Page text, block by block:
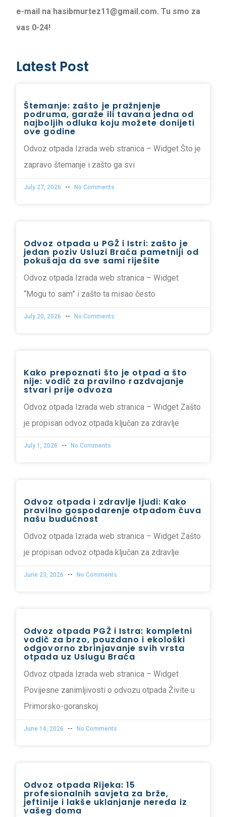
e-mail na hasibmurtez11@gmail.com. Tu smo za
vas 0-24!
Latest Post
Štemanje: zašto je pražnjenje
podruma, garaže ili tavana jedna od
najboljih odluka koju možete donijeti
ove godine
Odvoz otpada Izrada web stranica – Widget Što je
zapravo štemanje i zašto ga svi
July 27, 2026 No Comments
Odvoz otpada u PGŽ i Istri: zašto je
jedan poziv Usluzi Braća pametniji od
pokušaja da sve sami riješite
Odvoz otpada Izrada web stranica – Widget
“Mogu to sam” i zašto ta misao često
July 20, 2026 No Comments
Kako prepoznati što je otpad a što
nije: vodič za pravilno razdvajanje
stvari prije odvoza
Odvoz otpada Izrada web stranica – Widget Zašto
je propisan odvoz otpada ključan za zdravlje
July 1, 2026 No Comments
Odvoz otpada i zdravlje ljudi: Kako
pravilno gospodarenje otpadom čuva
našu budućnost
Odvoz otpada Izrada web stranica – Widget Zašto
je propisan odvoz otpada ključan za zdravlje
June 23, 2026 No Comments
Odvoz otpada PGŽ i Istra: kompletni
vodič za brzo, pouzdano i ekološki
odgovorno zbrinjavanje svih vrsta
otpada uz Uslugu Braća
Odvoz otpada Izrada web stranica – Widget
Povijesne zanimljivosti o odvozu otpada Živite u
Primorsko-goranskoj
June 14, 2026 No Comments
Odvoz otpada Rijeka: 15
profesionalnih savjeta za brže,
jeftinije i lakše uklanjanje nereda iz
vašeg doma